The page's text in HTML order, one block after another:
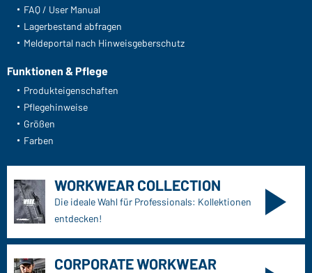
FAQ / User Manual
Lagerbestand abfragen
Meldeportal nach Hinweisgeberschutz
Funktionen & Pflege
Produkteigenschaften
Pflegehinweise
Größen
Farben
WORKWEAR COLLECTION
Die ideale Wahl für Professionals: Kollektionen
entdecken!
CORPORATE WORKWEAR